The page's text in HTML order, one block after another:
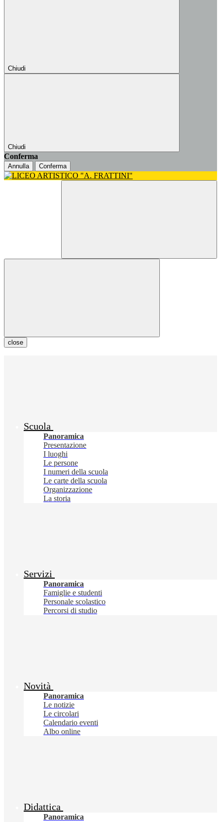
Chiudi
Chiudi
Conferma
Annulla Conferma
close
Scuola
Panoramica
Presentazione
I luoghi
Le persone
I numeri della scuola
Le carte della scuola
Organizzazione
La storia
Servizi
Panoramica
Famiglie e studenti
Personale scolastico
Percorsi di studio
Novità
Panoramica
Le notizie
Le circolari
Calendario eventi
Albo online
Didattica
Panoramica